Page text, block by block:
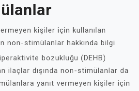
kişiler için kullanılan
non-stimülanlar hakkında bilgi
bozukluğu (DEHB)
ilaçlar dışında non-stimülanlar da
yanıt vermeyen kişiler için